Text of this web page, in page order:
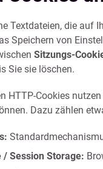
Textdateien, die auf
Speichern von
Sitzungs-
Sie sie löschen.
HTTP-Cookies
Dazu zählen
/ Session Storage: